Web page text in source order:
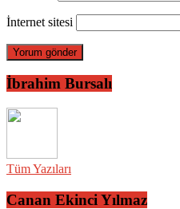
İnternet sitesi
İbrahim Bursalı
Tüm Yazıları
Canan Ekinci Yılmaz